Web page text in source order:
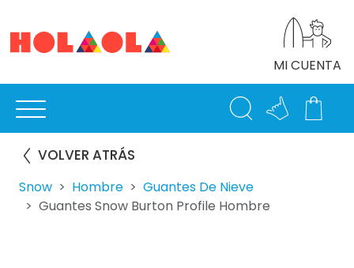
MI CUENTA
VOLVER ATRÁS
Snow Hombre
Guantes De Nieve
Guantes Snow Burton Profile Hombre